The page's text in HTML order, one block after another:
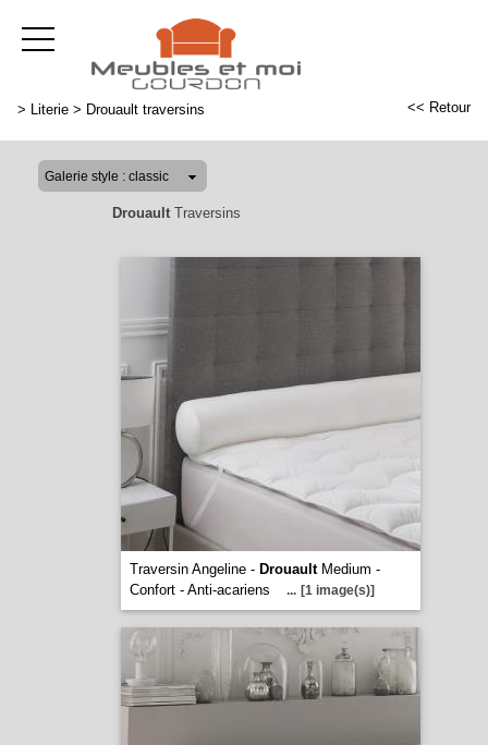
> Literie > Drouault traversins << Retour
DrouaultTraversins
Traversin Angeline - DrouaultMedium -
Confort - Anti-acariens
... [1 image(s)]